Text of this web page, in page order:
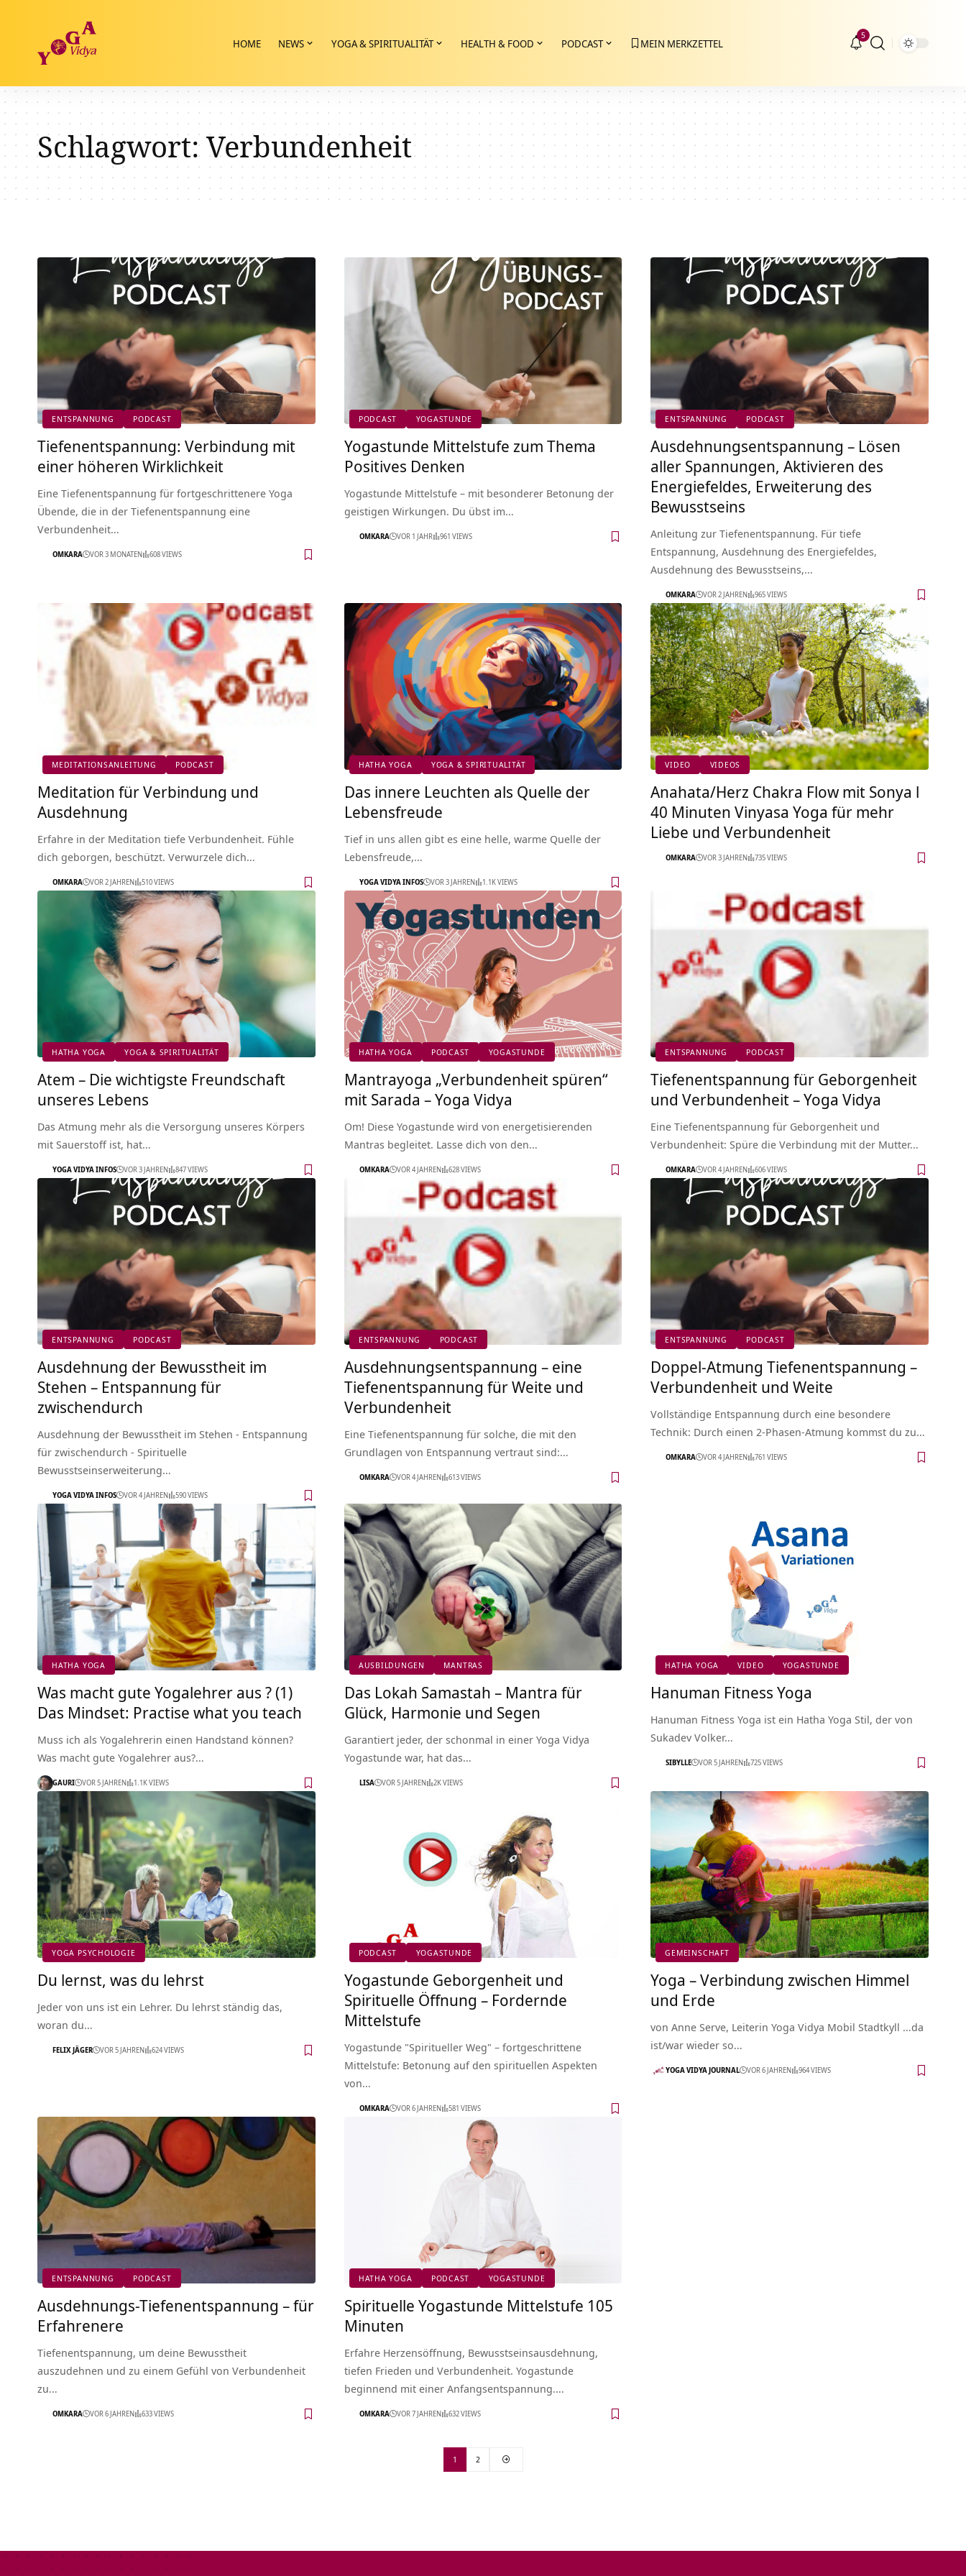
HOME NEWS YOGA & SPIRITUALITÄT HEALTH & FOOD PODCAST MEIN MERKZETTEL
5
Schlagwort:Verbundenheit
ENTSPANNUNG PODCAST
Tiefenentspannung: Verbindung mit
einer höheren Wirklichkeit
Eine Tiefenentspannung für fortgeschrittenere Yoga
Übende, die in der Tiefenentspannung eine
Verbundenheit…
OMKARA VOR 3 MONATEN 608 VIEWS
PODCAST YOGASTUNDE
Yogastunde Mittelstufe zum Thema
Positives Denken
Yogastunde Mittelstufe – mit besonderer Betonung der
geistigen Wirkungen. Du übst im…
OMKARA VOR 1 JAHR 961 VIEWS
ENTSPANNUNG PODCAST
Ausdehnungsentspannung – Lösen
aller Spannungen, Aktivieren des
Energiefeldes, Erweiterung des
Bewusstseins
Anleitung zur Tiefenentspannung. Für tiefe
Entspannung, Ausdehnung des Energiefeldes,
Ausdehnung des Bewusstseins,…
OMKARA VOR 2 JAHREN 965 VIEWS
MEDITATIONSANLEITUNG PODCAST
Meditation für Verbindung und
Ausdehnung
Erfahre in der Meditation tiefe Verbundenheit. Fühle
dich geborgen, beschützt. Verwurzele dich…
OMKARA VOR 2 JAHREN 510 VIEWS
HATHA YOGA YOGA & SPIRITUALITÄT
Das innere Leuchten als Quelle der
Lebensfreude
Tief in uns allen gibt es eine helle, warme Quelle der
Lebensfreude,…
YOGA VIDYA INFOS VOR 3 JAHREN 1.1K VIEWS
VIDEO VIDEOS
Anahata/Herz Chakra Flow mit Sonya l
40 Minuten Vinyasa Yoga für mehr
Liebe und Verbundenheit
OMKARA VOR 3 JAHREN 735 VIEWS
HATHA YOGA YOGA & SPIRITUALITÄT
Atem – Die wichtigste Freundschaft
unseres Lebens
Das Atmung mehr als die Versorgung unseres Körpers
mit Sauerstoff ist, hat…
YOGA VIDYA INFOS VOR 3 JAHREN 847 VIEWS
HATHA YOGA PODCAST YOGASTUNDE
Mantrayoga „Verbundenheit spüren“
mit Sarada – Yoga Vidya
Om! Diese Yogastunde wird von energetisierenden
Mantras begleitet. Lasse dich von den…
OMKARA VOR 4 JAHREN 628 VIEWS
ENTSPANNUNG PODCAST
Tiefenentspannung für Geborgenheit
und Verbundenheit – Yoga Vidya
Eine Tiefenentspannung für Geborgenheit und
Verbundenheit: Spüre die Verbindung mit der Mutter…
OMKARA VOR 4 JAHREN 606 VIEWS
ENTSPANNUNG PODCAST
Ausdehnung der Bewusstheit im
Stehen – Entspannung für
zwischendurch
Ausdehnung der Bewusstheit im Stehen - Entspannung
für zwischendurch - Spirituelle
Bewusstseinserweiterung…
YOGA VIDYA INFOS VOR 4 JAHREN 590 VIEWS
ENTSPANNUNG PODCAST
Ausdehnungsentspannung – eine
Tiefenentspannung für Weite und
Verbundenheit
Eine Tiefenentspannung für solche, die mit den
Grundlagen von Entspannung vertraut sind:…
OMKARA VOR 4 JAHREN 613 VIEWS
ENTSPANNUNG PODCAST
Doppel-Atmung Tiefenentspannung –
Verbundenheit und Weite
Vollständige Entspannung durch eine besondere
Technik: Durch einen 2-Phasen-Atmung kommst du zu…
OMKARA VOR 4 JAHREN 761 VIEWS
HATHA YOGA
Was macht gute Yogalehrer aus ? (1)
Das Mindset: Practise what you teach
Muss ich als Yogalehrerin einen Handstand können?
Was macht gute Yogalehrer aus?…
GAURI VOR 5 JAHREN 1.1K VIEWS
AUSBILDUNGEN MANTRAS
Das Lokah Samastah – Mantra für
Glück, Harmonie und Segen
Garantiert jeder, der schonmal in einer Yoga Vidya
Yogastunde war, hat das…
LISA VOR 5 JAHREN 2K VIEWS
HATHA YOGA VIDEO YOGASTUNDE
Hanuman Fitness Yoga
Hanuman Fitness Yoga ist ein Hatha Yoga Stil, der von
Sukadev Volker…
SIBYLLE VOR 5 JAHREN 725 VIEWS
YOGA PSYCHOLOGIE
Du lernst, was du lehrst
Jeder von uns ist ein Lehrer. Du lehrst ständig das,
woran du…
FELIX JÄGER VOR 5 JAHREN 624 VIEWS
PODCAST YOGASTUNDE
Yogastunde Geborgenheit und
Spirituelle Öffnung – Fordernde
Mittelstufe
Yogastunde "Spiritueller Weg" – fortgeschrittene
Mittelstufe: Betonung auf den spirituellen Aspekten
von…
OMKARA VOR 6 JAHREN 581 VIEWS
GEMEINSCHAFT
Yoga – Verbindung zwischen Himmel
und Erde
von Anne Serve, Leiterin Yoga Vidya Mobil Stadtkyll …da
ist/war wieder so…
YOGA VIDYA JOURNAL VOR 6 JAHREN 964 VIEWS
ENTSPANNUNG PODCAST
Ausdehnungs-Tiefenentspannung – für
Erfahrenere
Tiefenentspannung, um deine Bewusstheit
auszudehnen und zu einem Gefühl von Verbundenheit
zu…
OMKARA VOR 6 JAHREN 633 VIEWS
HATHA YOGA PODCAST YOGASTUNDE
Spirituelle Yogastunde Mittelstufe 105
Minuten
Erfahre Herzensöffnung, Bewusstseinsausdehnung,
tiefen Frieden und Verbundenheit. Yogastunde
beginnend mit einer Anfangsentspannung.…
OMKARA VOR 7 JAHREN 632 VIEWS
1 2